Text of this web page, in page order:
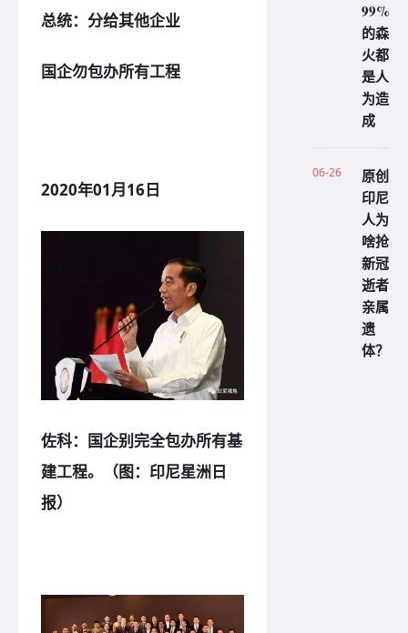
总统：分给其他企业
国企勿包办所有工程
2020年01月16日
佐科：国企别完全包办所有基
建工程。（图：印尼星洲日
报）
99%
的森
火都
是人
为造
成
06-26
原创
印尼
人为
啥抢
新冠
逝者
亲属
遗
体？